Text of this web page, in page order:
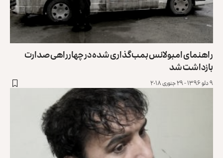
راهنمای امبولانس بمب‌گذاری شده در چهارراهی صدارت
بازداشت شد
۹ دلو ۱۳۹۶ - ۲۹ جنوری ۲۰۱۸